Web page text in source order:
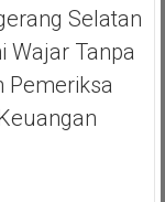
Selatan
Wajar Tanpa
Pemeriksa